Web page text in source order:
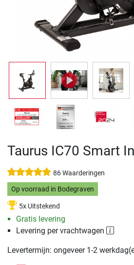
Taurus IC70 Smart
86 Waarderingen
Op voorraad in Bodegraven
5x Uitstekend
Gratis levering
Levering per vrachtwagen
Levertermijn: ongeveer 1-2